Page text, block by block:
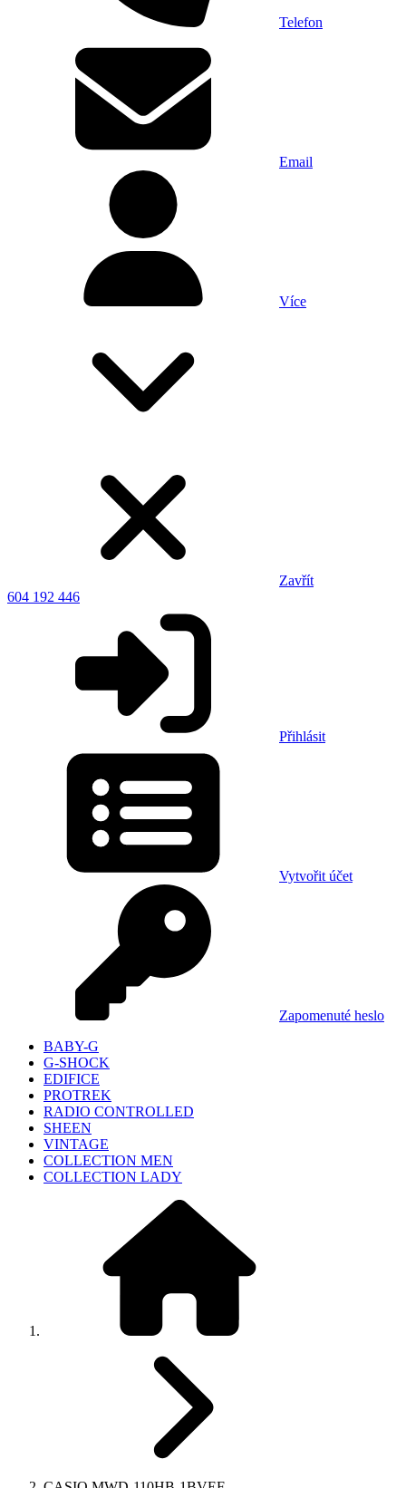
Telefon
Email
Více
Zavřít
604 192 446
Přihlásit
Vytvořit účet
Zapomenuté heslo
BABY-G
G-SHOCK
EDIFICE
PROTREK
RADIO CONTROLLED
SHEEN
VINTAGE
COLLECTION MEN
COLLECTION LADY